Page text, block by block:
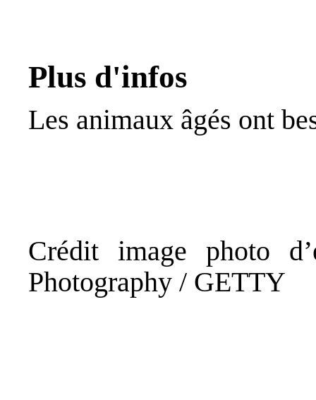
Plus d'infos
Les animaux âgés ont
Crédit image photo
Photography / GETTY